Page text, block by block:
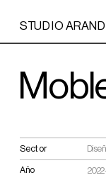
STUDIO
Sector
Año 2022